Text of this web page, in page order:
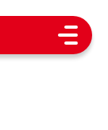
Open